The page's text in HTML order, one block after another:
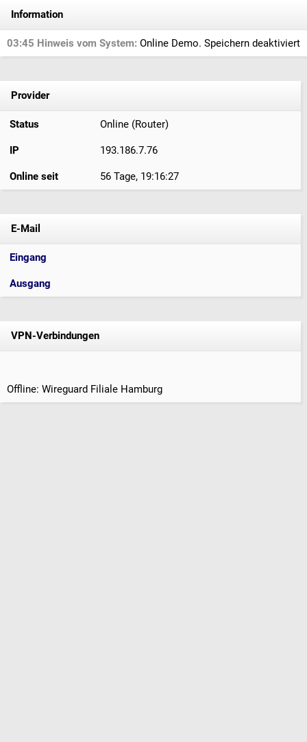
Information
03:45 Hinweis vom System: Online Demo. Speichern deaktiviert
Provider
Status Online (Router)
IP 193.186.7.76
Online seit 56 Tage, 19:16:27
E-Mail
Eingang
Ausgang
VPN-Verbindungen
Offline: Wireguard Filiale Hamburg